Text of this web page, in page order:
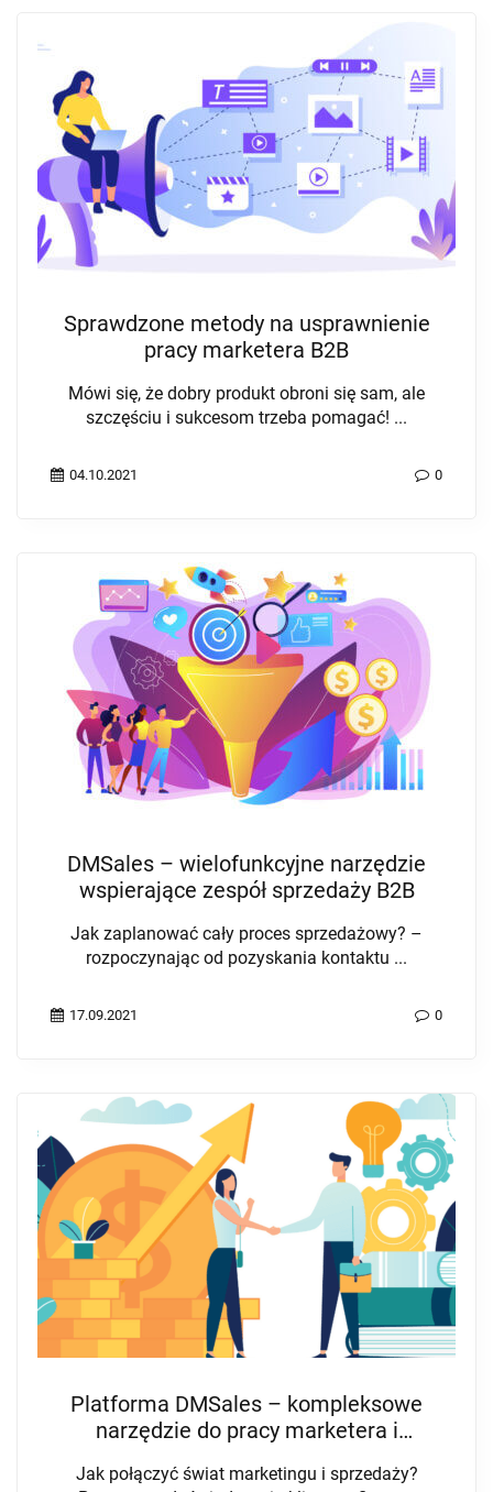
Sprawdzone metody na usprawnienie
pracy marketera B2B
Mówi się, że dobry produkt obroni się sam, ale
szczęściu i sukcesom trzeba pomagać! ...
04.10.2021 0
DMSales – wielofunkcyjne narzędzie
wspierające zespół sprzedaży B2B
Jak zaplanować cały proces sprzedażowy? –
rozpoczynając od pozyskania kontaktu ...
17.09.2021 0
Platforma DMSales – kompleksowe
narzędzie do pracy marketera i
Jak połączyć świat marketingu i sprzedaży?